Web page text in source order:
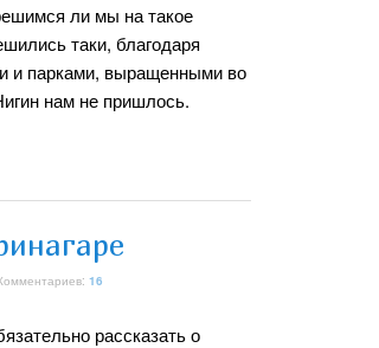
ли мы на такое
таки, благодаря
и парками, выращенными во
нам не пришлось.
16
рассказать о